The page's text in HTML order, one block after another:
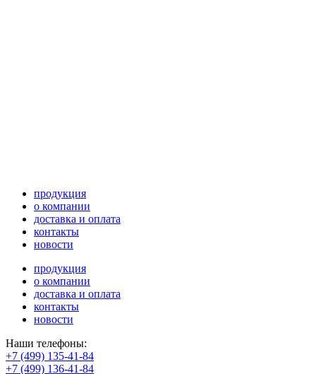
продукция
о компании
доставка и оплата
контакты
новости
продукция
о компании
доставка и оплата
контакты
новости
Наши телефоны:
+7 (499) 135-41-84
+7 (499) 136-41-84